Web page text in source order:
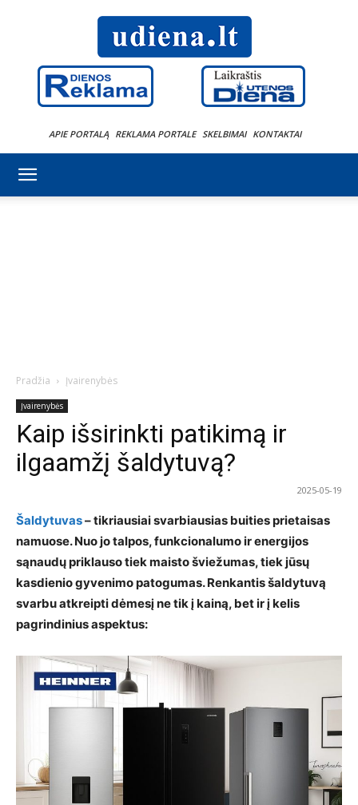
APIE PORTALĄ REKLAMA PORTALE SKELBIMAI KONTAKTAI
Pradžia Įvairenybės
Įvairenybės
Kaip išsirinkti patikimą ir
ilgaamžį šaldytuvą?
2025-05-19
Šaldytuvas– tikriausiai svarbiausias buities prietaisas
namuose. Nuo jo talpos, funkcionalumo ir energijos
sąnaudų priklauso tiek maisto šviežumas, tiek jūsų
kasdienio gyvenimo patogumas. Renkantis šaldytuvą
svarbu atkreipti dėmesį ne tik į kainą, bet ir į kelis
pagrindinius aspektus: